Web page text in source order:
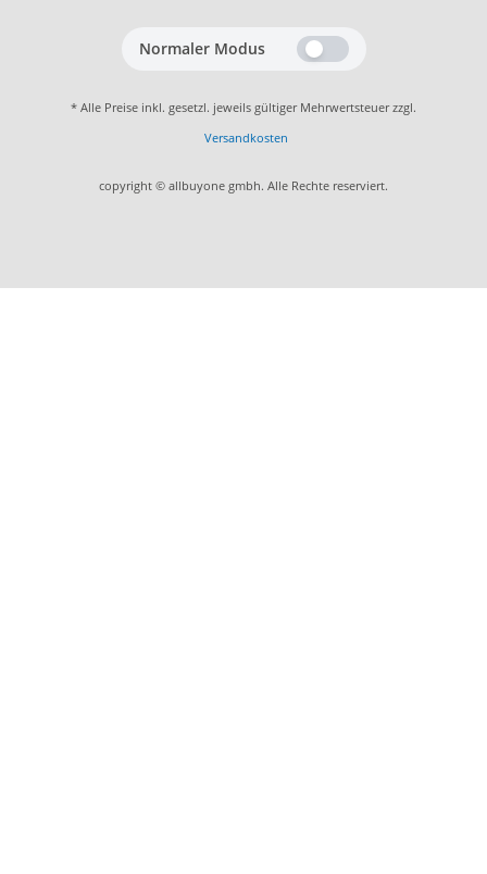
Normaler Modus
* Alle Preise inkl. gesetzl. jeweils gültiger Mehrwertsteuer zzgl.
Versandkosten
copyright © allbuyone gmbh. Alle Rechte reserviert.